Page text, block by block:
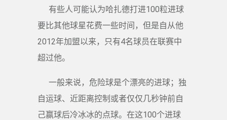
有些人可能认为哈扎德打进100粒进球
要比其他球星花费一些时间，但是自从他
2012年加盟以来，只有4名球员在联赛中
超过他。
一般来说，危险球是个漂亮的进球；独
自运球、近距离控制或者仅仅几秒钟前自
己赢球后冷冰冰的点球。在这100个进球